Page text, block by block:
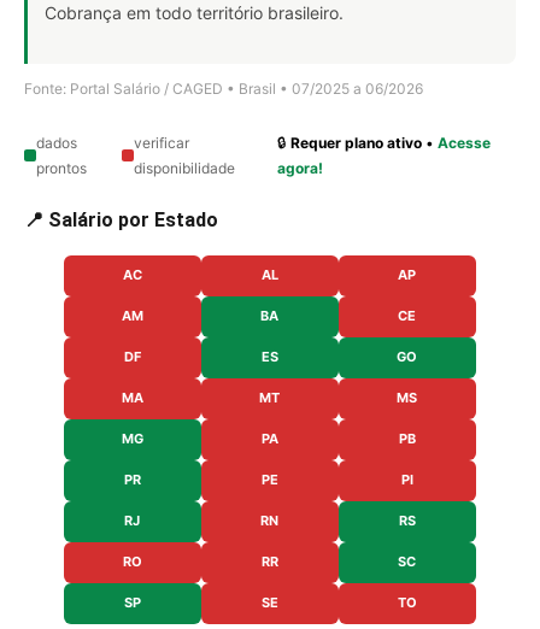
Cobrança em todo território brasileiro.
Fonte: Portal Salário / CAGED • Brasil • 07/2025 a 06/2026
dados
prontos
verificar
disponibilidade
🔒Requer plano ativo •Acesse
agora!
📍 Salário por Estado
AC AL AP
AM BA CE
DF ES GO
MA MT MS
MG PA PB
PR PE PI
RJ RN RS
RO RR SC
SP SE TO